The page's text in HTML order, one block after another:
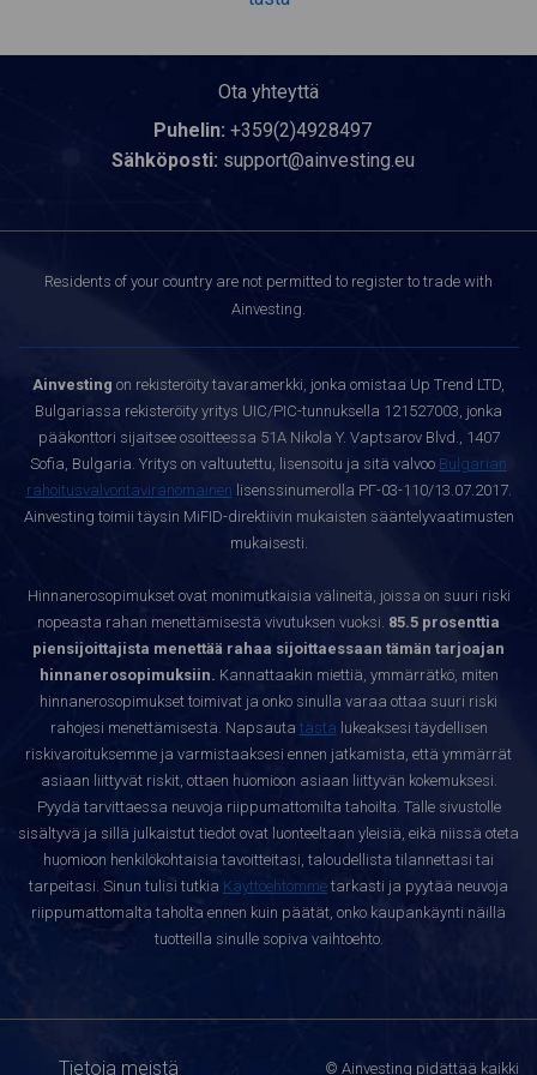
Ota yhteyttä
Puhelin: +359(2)4928497
Sähköposti: support@ainvesting.eu
Residents of your country are not permitted to register to trade with
Ainvesting.
Ainvesting on rekisteröity tavaramerkki, jonka omistaa Up Trend LTD,
Bulgariassa rekisteröity yritys UIC/PIC-tunnuksella 121527003, jonka
pääkonttori sijaitsee osoitteessa 51A Nikola Y. Vaptsarov Blvd., 1407
Sofia, Bulgaria. Yritys on valtuutettu, lisensoitu ja sitä valvoo Bulgarian
rahoitusvalvontaviranomainen lisenssinumerolla РГ-03-110/13.07.2017.
Ainvesting toimii täysin MiFID-direktiivin mukaisten sääntelyvaatimusten
mukaisesti.
Hinnanerosopimukset ovat monimutkaisia välineitä, joissa on suuri riski
nopeasta rahan menettämisestä vivutuksen vuoksi. 85.5 prosenttia
piensijoittajista menettää rahaa sijoittaessaan tämän tarjoajan
hinnanerosopimuksiin. Kannattaakin miettiä, ymmärrätkö, miten
hinnanerosopimukset toimivat ja onko sinulla varaa ottaa suuri riski
rahojesi menettämisestä. Napsauta tästä lukeaksesi täydellisen
riskivaroituksemme ja varmistaaksesi ennen jatkamista, että ymmärrät
asiaan liittyvät riskit, ottaen huomioon asiaan liittyvän kokemuksesi.
Pyydä tarvittaessa neuvoja riippumattomilta tahoilta. Tälle sivustolle
sisältyvä ja sillä julkaistut tiedot ovat luonteeltaan yleisiä, eikä niissä oteta
huomioon henkilökohtaisia tavoitteitasi, taloudellista tilannettasi tai
tarpeitasi. Sinun tulisi tutkia Käyttöehtomme tarkasti ja pyytää neuvoja
riippumattomalta taholta ennen kuin päätät, onko kaupankäynti näillä
tuotteilla sinulle sopiva vaihtoehto.
Tietoja meistä © Ainvesting pidättää kaikki